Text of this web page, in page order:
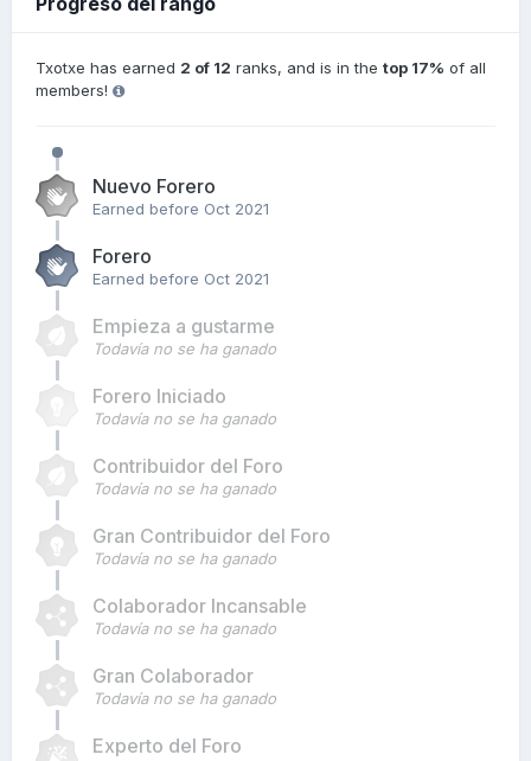
Txotxe has earned 2 of 12 ranks, and is in the top 17% of all
members!
Nuevo Forero
Earned before Oct 2021
Forero
Earned before Oct 2021
Empieza a gustarme
Todavía no se ha ganado
Forero Iniciado
Todavía no se ha ganado
Contribuidor del Foro
Todavía no se ha ganado
Gran Contribuidor del Foro
Todavía no se ha ganado
Colaborador Incansable
Todavía no se ha ganado
Gran Colaborador
Todavía no se ha ganado
Experto del Foro